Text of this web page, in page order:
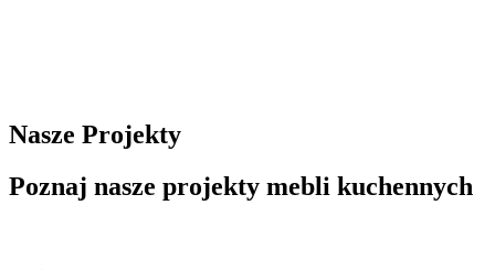
Nasze Projekty
Poznaj nasze projekty mebli kuchennych